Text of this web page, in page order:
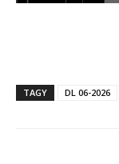
TAGY DL 06-2026